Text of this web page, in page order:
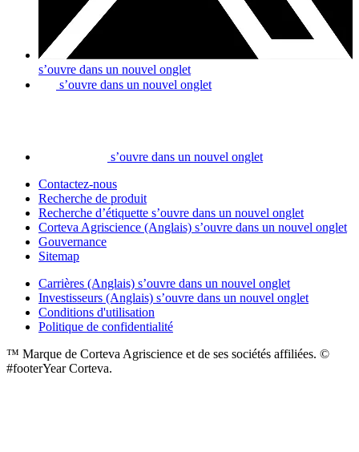
s’ouvre dans un nouvel onglet
s’ouvre dans un nouvel onglet
s’ouvre dans un nouvel onglet
Contactez-nous
Recherche de produit
Recherche d’étiquette s’ouvre dans un nouvel onglet
Corteva Agriscience (Anglais) s’ouvre dans un nouvel onglet
Gouvernance
Sitemap
Carrières (Anglais) s’ouvre dans un nouvel onglet
Investisseurs (Anglais) s’ouvre dans un nouvel onglet
Conditions d'utilisation
Politique de confidentialité
™ Marque de Corteva Agriscience et de ses sociétés affiliées. ©
#footerYear Corteva.